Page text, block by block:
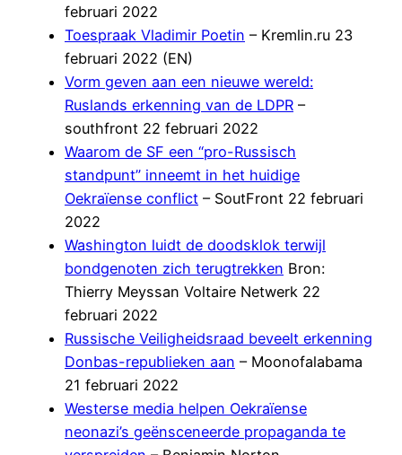
februari 2022
Toespraak Vladimir Poetin – Kremlin.ru 23
februari 2022 (EN)
Vorm geven aan een nieuwe wereld:
Ruslands erkenning van de LDPR –
southfront 22 februari 2022
Waarom de SF een “pro-Russisch
standpunt” inneemt in het huidige
Oekraïense conflict – SoutFront 22 februari
2022
Washington luidt de doodsklok terwijl
bondgenoten zich terugtrekken Bron:
Thierry Meyssan Voltaire Netwerk 22
februari 2022
Russische Veiligheidsraad beveelt erkenning
Donbas-republieken aan – Moonofalabama
21 februari 2022
Westerse media helpen Oekraïense
neonazi’s geënsceneerde propaganda te